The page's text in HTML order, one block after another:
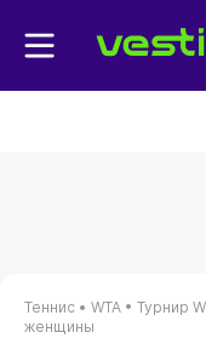
Теннис • WTA • Турнир
женщины